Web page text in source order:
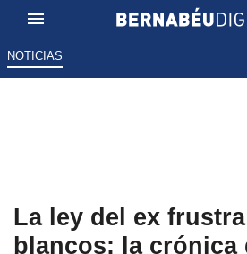
NOTICIAS
La ley del ex
blancos: la crónica